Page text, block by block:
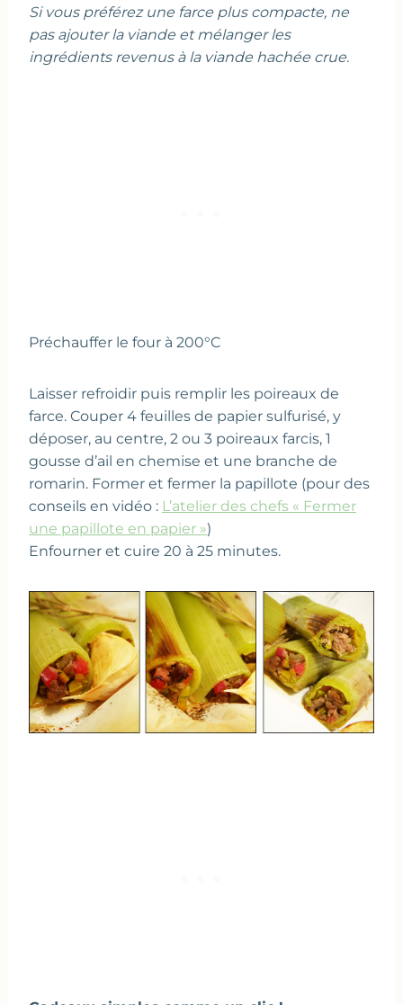
Si vous préférez une farce plus compacte, ne
pas ajouter la viande et mélanger les
ingrédients revenus à la viande hachée crue.
Préchauffer le four à 200°C
Laisser refroidir puis remplir les poireaux de
farce. Couper 4 feuilles de papier sulfurisé, y
déposer, au centre, 2 ou 3 poireaux farcis, 1
gousse d’ail en chemise et une branche de
romarin. Former et fermer la papillote (pour des
conseils en vidéo : L’atelier des chefs « Fermer
une papillote en papier »)
Enfourner et cuire 20 à 25 minutes.